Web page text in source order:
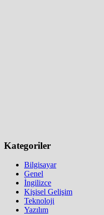
Kategoriler
Bilgisayar
Genel
İngilizce
Kişisel Gelişim
Teknoloji
Yazılım